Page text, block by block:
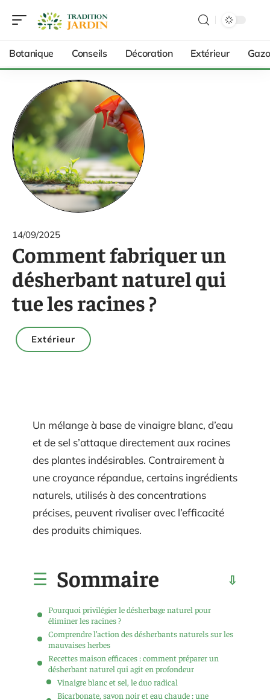
Botanique Conseils Décoration Extérieur
14/09/2025
Comment fabriquer un
désherbant naturel qui
tue les racines ?
Extérieur
Un mélange à base de vinaigre blanc, d’eau
et de sel s’attaque directement aux racines
des plantes indésirables. Contrairement à
une croyance répandue, certains ingrédients
naturels, utilisés à des concentrations
précises, peuvent rivaliser avec l’efficacité
des produits chimiques.
Sommaire
Pourquoi privilégier le désherbage naturel pour
éliminer les racines ?
Comprendre l’action des désherbants naturels sur les
mauvaises herbes
Recettes maison efficaces : comment préparer un
désherbant naturel qui agit en profondeur
Vinaigre blanc et sel, le duo radical
Bicarbonate, savon noir et eau chaude : une